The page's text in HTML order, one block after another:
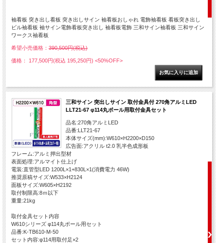
袖看板 突き出し看板 突き出しサイン 袖看板おしゃれ 電飾袖看板 看板突き出し
ビル袖看板 袖サイン電飾看板突き出し 袖看板電飾 三和サイン袖看板 三和サイン
ワークス袖看板
希望小売価格： 390,500円(税込)
価格： 177,500円(税込 195,250円) <50%OFF>
三和サイン 突出しサイン 取付金具付 270角アルミLED
LLT21-67 φ114丸ポール用取付金具セット
品名:270角アルミLED
品番:LLT21-67
本体サイズ(mm):W610×H2200×D150
広告面:アクリル t2.0 乳半色成形板
フレーム:アルミ押出型材
表面処理:アルマイト仕上げ
電装:直管型LED 1200L×1+830L×1(消費電力 46W)
推奨原稿サイズ:W533×H2124
面板サイズ:W605×H2192
取付制限高:8ｍ以下
重量:21kg
取付金具セット内容
W610シリーズ φ114丸ポール用セット
品番:K-TB610-M-50
セット内容:φ114用取付足×2